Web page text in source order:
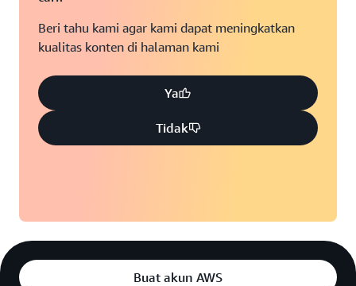
Beri tahu kami agar kami dapat meningkatkan
kualitas konten di halaman kami
Ya
Tidak
Buat akun AWS